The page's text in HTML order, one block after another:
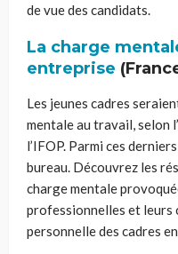
de vue des candidats.
La charge
entreprise
Les jeunes cadres
mentale au travail, selon
l’IFOP. Parmi ces
bureau. Découvrez les
charge mentale
professionnelles et leurs
personnelle des cadres